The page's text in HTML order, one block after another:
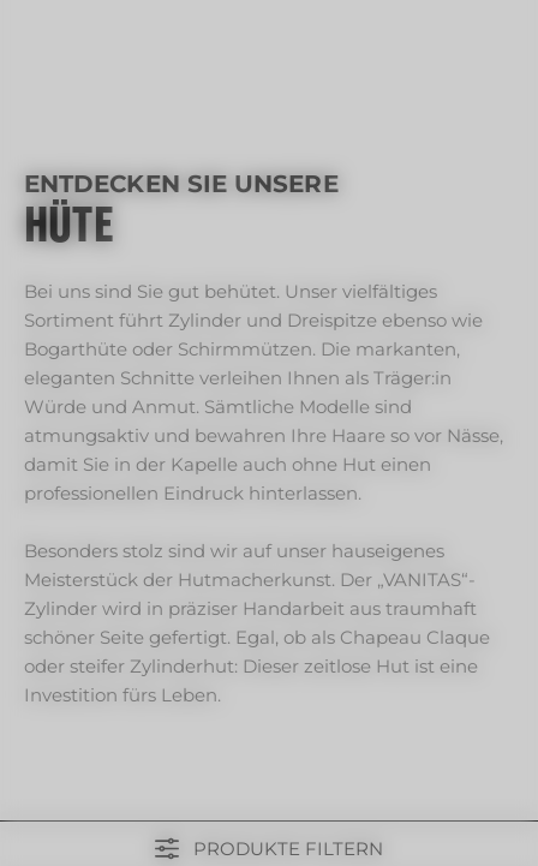
ENTDECKEN SIE UNSERE
HÜTE
Bei uns sind Sie gut behütet. Unser vielfältiges
Sortiment führt Zylinder und Dreispitze ebenso wie
Bogarthüte oder Schirmmützen. Die markanten,
eleganten Schnitte verleihen Ihnen als Träger:in
Würde und Anmut. Sämtliche Modelle sind
atmungsaktiv und bewahren Ihre Haare so vor Nässe,
damit Sie in der Kapelle auch ohne Hut einen
professionellen Eindruck hinterlassen.
Besonders stolz sind wir auf unser hauseigenes
Meisterstück der Hutmacherkunst. Der „VANITAS“-
Zylinder wird in präziser Handarbeit aus traumhaft
schöner Seite gefertigt. Egal, ob als Chapeau Claque
oder steifer Zylinderhut: Dieser zeitlose Hut ist eine
Investition fürs Leben.
PRODUKTE FILTERN